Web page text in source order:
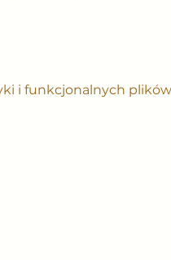
i funkcjonalnych